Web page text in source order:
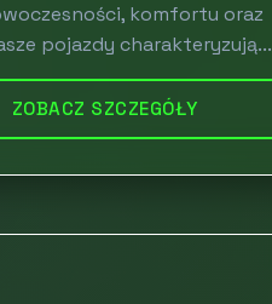
komfortu oraz
pojazdy charakteryzują...
ZOBACZ SZCZEGÓŁY